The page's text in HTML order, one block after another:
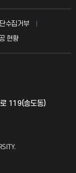
수집거부
현황
119(송도동)